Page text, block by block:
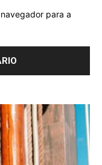
para a